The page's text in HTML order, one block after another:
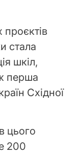
стала
шкіл,
перша
Східної
цього
200